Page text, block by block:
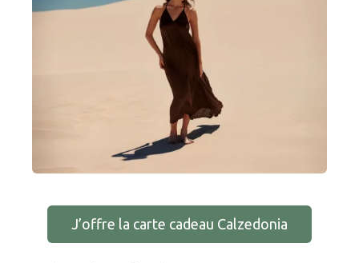
J’offre la carte cadeau Calzedonia